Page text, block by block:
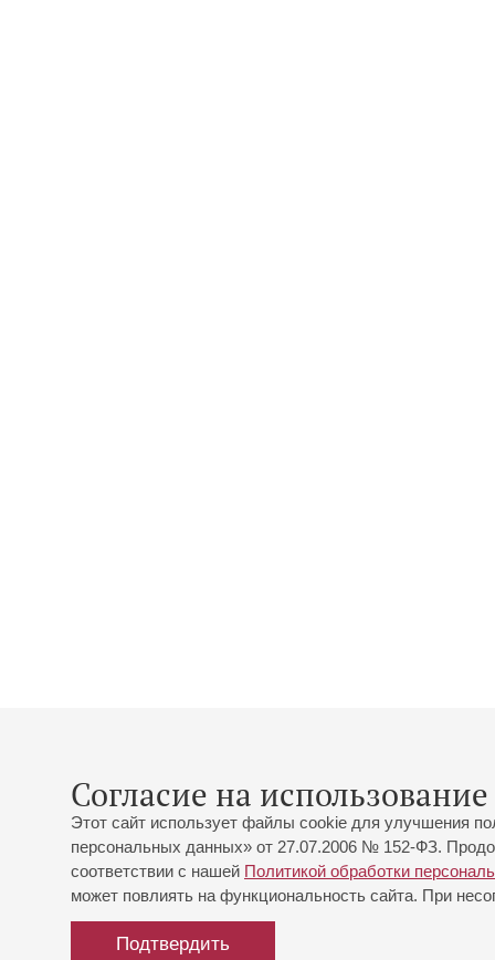
Согласие на
Этот сайт использует файлы cookie для улучшения
персональных данных» от 27.07.2006 № 152-ФЗ.
соответствии с нашей Политикой обработки
может повлиять на функциональность сайта. При
Подтвердить